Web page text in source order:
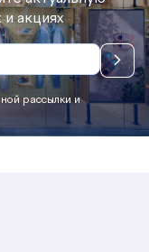
акциях
рассылки и